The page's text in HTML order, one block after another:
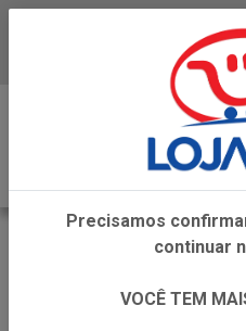
ESPUMA DE BARBEAR
Precisamos
continuar
VOCÊ TEM